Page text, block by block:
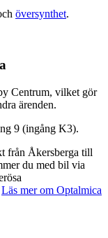
översynthet.
Centrum, vilket gör
ärenden.
9 (ingång K3).
från Åkersberga till
du med bil via
Läs mer om Optalmica